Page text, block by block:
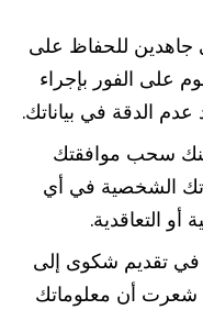
للحفاظ على
على الفور بإجراء
الدقة في بياناتك.
سحب موافقتك
الشخصية في أي
أو التعاقدية.
تقديم شكوى إلى
شعرت أن معلوماتك